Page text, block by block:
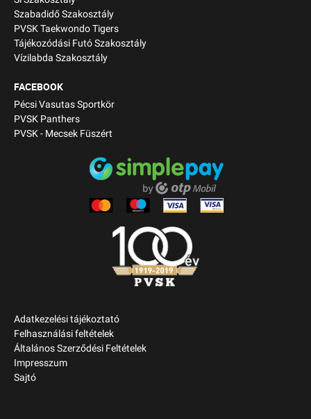
Szabadidő Szakosztály
PVSK Taekwondo Tigers
Tájékozódási Futó Szakosztály
Vízilabda Szakosztály
FACEBOOK
Pécsi Vasutas Sportkör
PVSK Panthers
PVSK - Mecsek Füszért
Adatkezelési tájékoztató
Felhasználási feltételek
Általános Szerződési Feltételek
Impresszum
Sajtó